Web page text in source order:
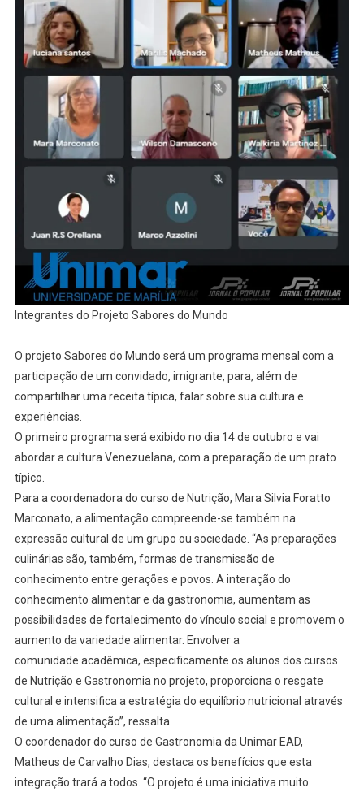
Integrantes do Projeto Sabores do Mundo
O projeto Sabores do Mundo será um programa mensal com a
participação de um convidado, imigrante, para, além de
compartilhar uma receita típica, falar sobre sua cultura e
experiências.
O primeiro programa será exibido no dia 14 de outubro e vai
abordar a cultura Venezuelana, com a preparação de um prato
típico.
Para a coordenadora do curso de Nutrição, Mara Silvia Foratto
Marconato, a alimentação compreende-se também na
expressão cultural de um grupo ou sociedade. “As preparações
culinárias são, também, formas de transmissão de
conhecimento entre gerações e povos. A interação do
conhecimento alimentar e da gastronomia, aumentam as
possibilidades de fortalecimento do vínculo social e promovem o
aumento da variedade alimentar. Envolver a
comunidade acadêmica, especificamente os alunos dos cursos
de Nutrição e Gastronomia no projeto, proporciona o resgate
cultural e intensifica a estratégia do equilíbrio nutricional através
de uma alimentação”, ressalta.
O coordenador do curso de Gastronomia da Unimar EAD,
Matheus de Carvalho Dias, destaca os benefícios que esta
integração trará a todos. “O projeto é uma iniciativa muito